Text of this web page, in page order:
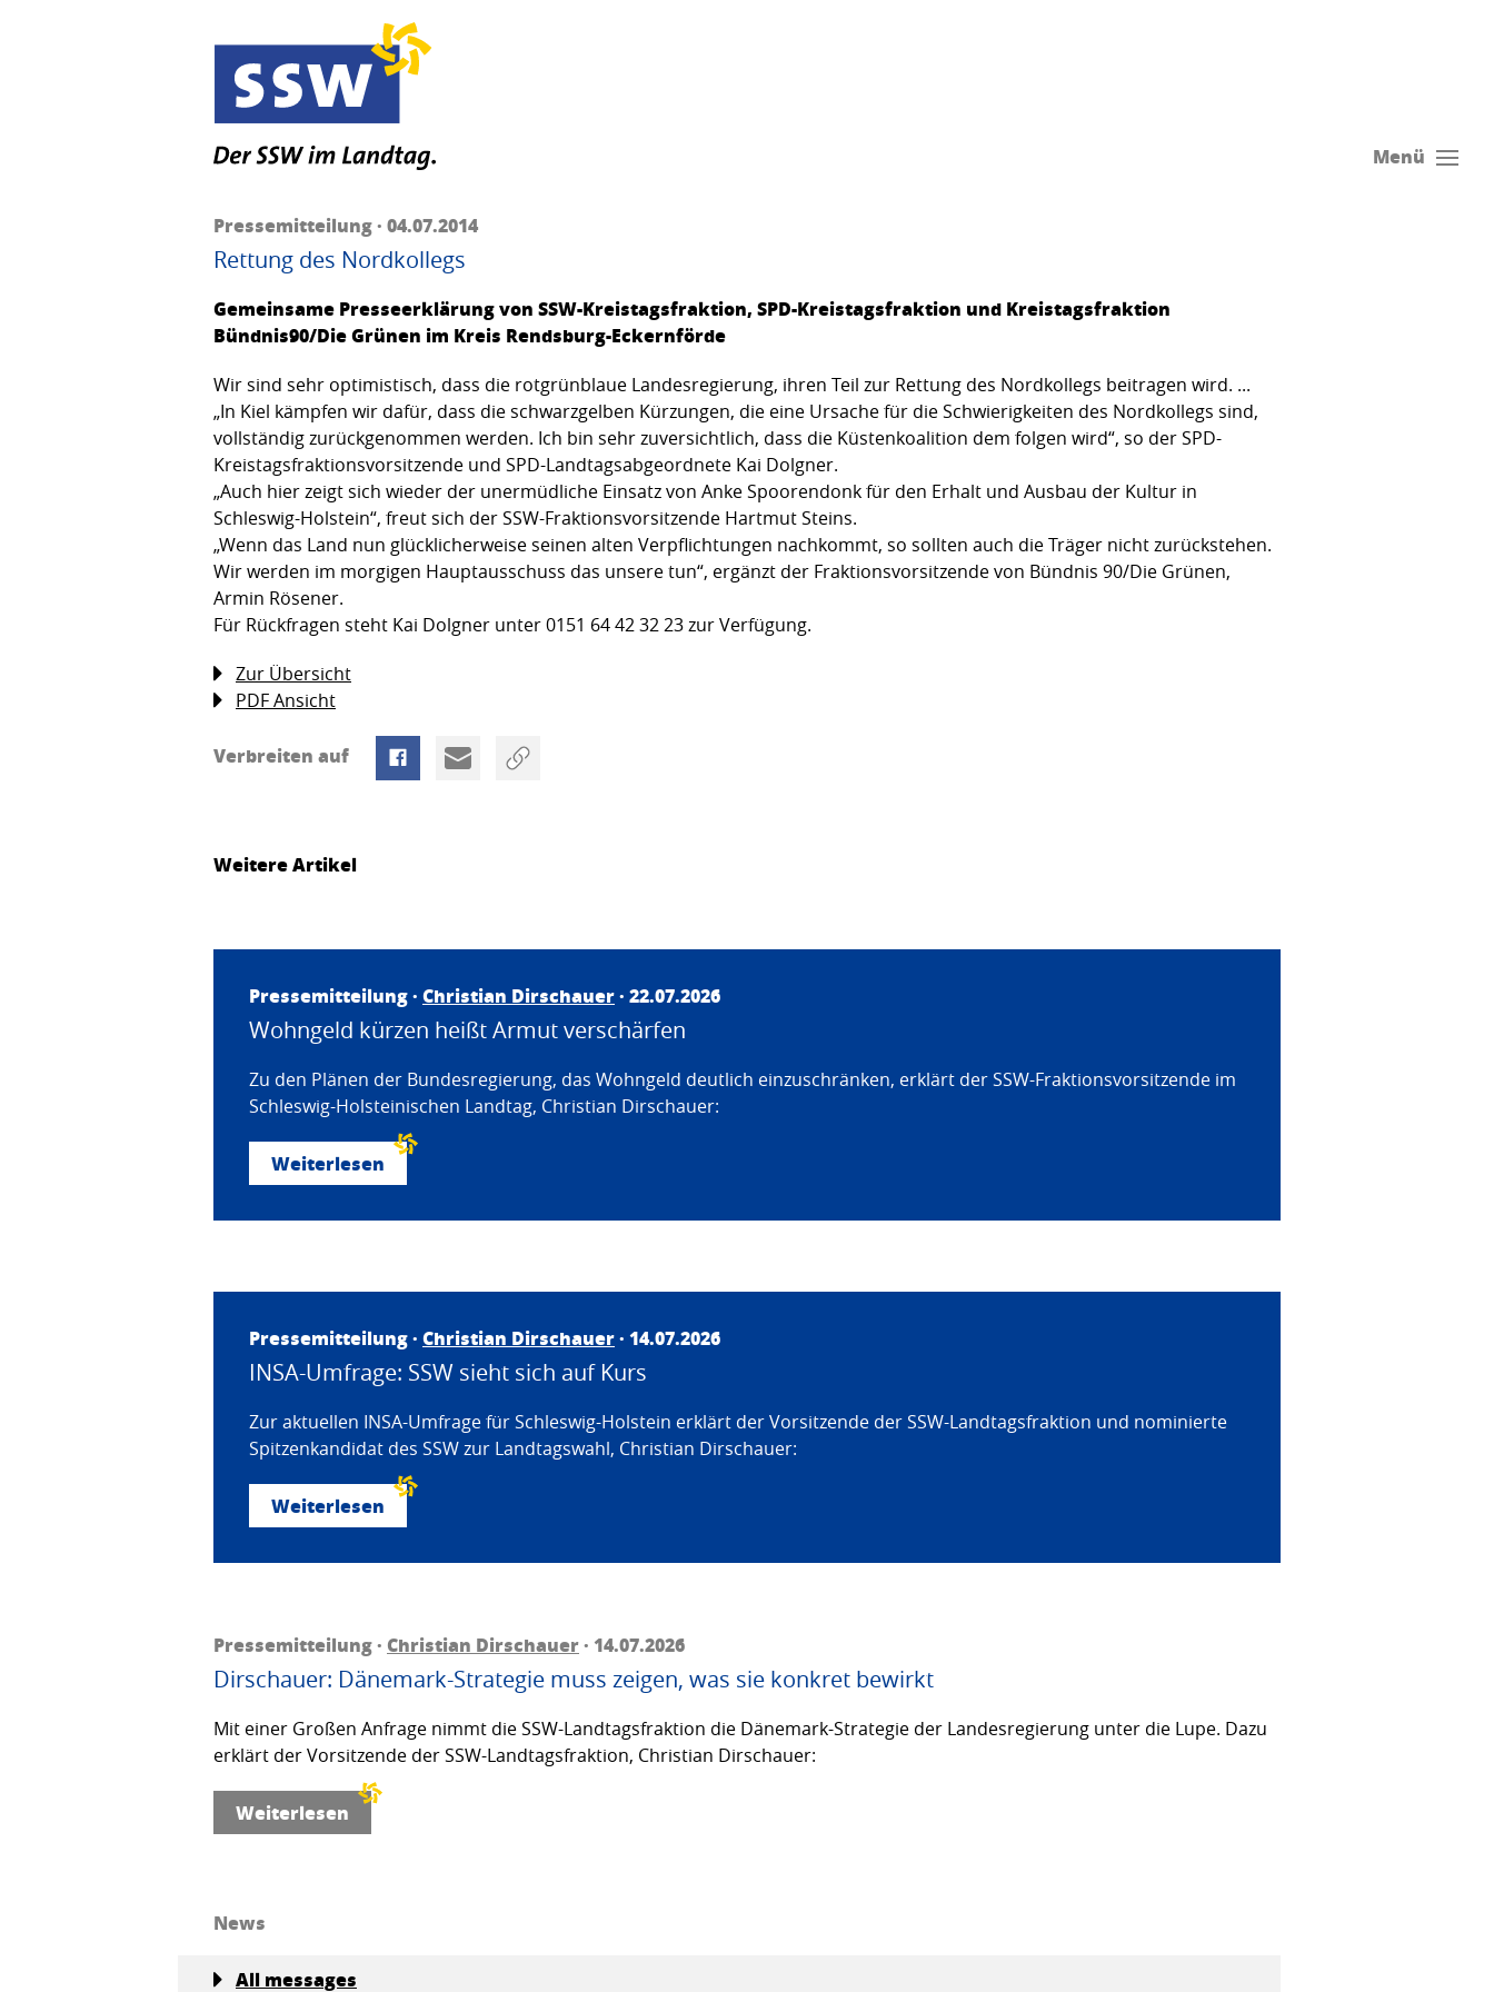
Menü
Pressemitteilung · 04.07.2014
Rettung des Nordkollegs
Gemeinsame Presseerklärung von SSW-Kreistagsfraktion, SPD-Kreistagsfraktion und Kreistagsfraktion
Bündnis90/Die Grünen im Kreis Rendsburg-Eckernförde
Wir sind sehr optimistisch, dass die rotgrünblaue Landesregierung, ihren Teil zur Rettung des Nordkollegs beitragen wird. ...
„In Kiel kämpfen wir dafür, dass die schwarzgelben Kürzungen, die eine Ursache für die Schwierigkeiten des Nordkollegs sind,
vollständig zurückgenommen werden. Ich bin sehr zuversichtlich, dass die Küstenkoalition dem folgen wird“, so der SPD-
Kreistagsfraktionsvorsitzende und SPD-Landtagsabgeordnete Kai Dolgner.
„Auch hier zeigt sich wieder der unermüdliche Einsatz von Anke Spoorendonk für den Erhalt und Ausbau der Kultur in
Schleswig-Holstein“, freut sich der SSW-Fraktionsvorsitzende Hartmut Steins.
„Wenn das Land nun glücklicherweise seinen alten Verpflichtungen nachkommt, so sollten auch die Träger nicht zurückstehen.
Wir werden im morgigen Hauptausschuss das unsere tun“, ergänzt der Fraktionsvorsitzende von Bündnis 90/Die Grünen,
Armin Rösener.
Für Rückfragen steht Kai Dolgner unter 0151 64 42 32 23 zur Verfügung.
Zur Übersicht
PDF Ansicht
Verbreiten auf
Weitere Artikel
Pressemitteilung · Christian Dirschauer· 22.07.2026
Wohngeld kürzen heißt Armut verschärfen
Zu den Plänen der Bundesregierung, das Wohngeld deutlich einzuschränken, erklärt der SSW-Fraktionsvorsitzende im
Schleswig-Holsteinischen Landtag, Christian Dirschauer:
Weiterlesen
Pressemitteilung · Christian Dirschauer· 14.07.2026
INSA-Umfrage: SSW sieht sich auf Kurs
Zur aktuellen INSA-Umfrage für Schleswig-Holstein erklärt der Vorsitzende der SSW-Landtagsfraktion und nominierte
Spitzenkandidat des SSW zur Landtagswahl, Christian Dirschauer:
Weiterlesen
Pressemitteilung · Christian Dirschauer· 14.07.2026
Dirschauer: Dänemark-Strategie muss zeigen, was sie konkret bewirkt
Mit einer Großen Anfrage nimmt die SSW-Landtagsfraktion die Dänemark-Strategie der Landesregierung unter die Lupe. Dazu
erklärt der Vorsitzende der SSW-Landtagsfraktion, Christian Dirschauer:
Weiterlesen
News
All messages